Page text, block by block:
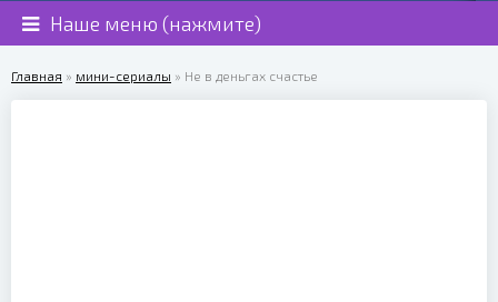
Наше меню (нажмите)
Главная » мини-сериалы » Не в деньгах счастье